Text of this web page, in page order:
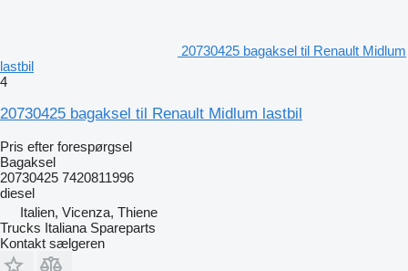
20730425 bagaksel til Renault Midlum
lastbil
4
20730425 bagaksel til Renault Midlum lastbil
Pris efter forespørgsel
Bagaksel
20730425 7420811996
diesel
Italien, Vicenza, Thiene
Trucks Italiana Spareparts
Kontakt sælgeren